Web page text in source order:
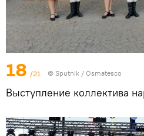
18 /21 © Sputnik / Osmatesco
Выступление коллектива